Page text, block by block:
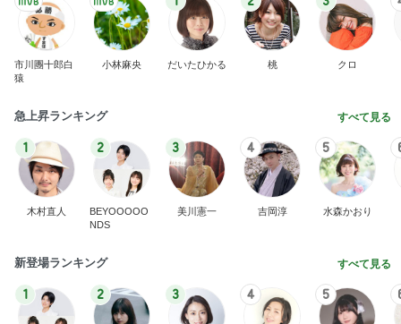
市川團十郎白
猿
急上昇ランキング すべて見る
1 2
NDS
3
美川憲一
4 5
新登場ランキング すべて見る
1 2 3 4 5